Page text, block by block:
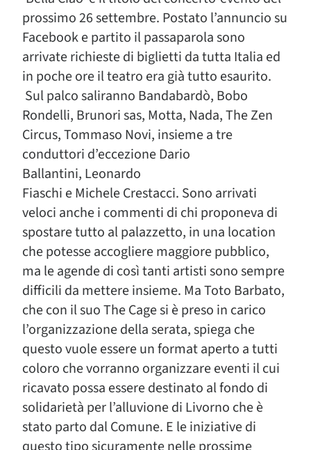
prossimo 26 settembre. Postato l’annuncio su
Facebook e partito il passaparola sono
arrivate richieste di biglietti da tutta Italia ed
in poche ore il teatro era già tutto esaurito.
Sul palco saliranno Bandabardò, Bobo
Rondelli, Brunori sas, Motta, Nada, The Zen
Circus, Tommaso Novi, insieme a tre
conduttori d’eccezione Dario
Ballantini, Leonardo
Fiaschi e Michele Crestacci. Sono arrivati
veloci anche i commenti di chi proponeva di
spostare tutto al palazzetto, in una location
che potesse accogliere maggiore pubblico,
ma le agende di così tanti artisti sono sempre
difficili da mettere insieme. Ma Toto Barbato,
che con il suo The Cage si è preso in carico
l’organizzazione della serata, spiega che
questo vuole essere un format aperto a tutti
coloro che vorranno organizzare eventi il cui
ricavato possa essere destinato al fondo di
solidarietà per l’alluvione di Livorno che è
stato parto dal Comune. E le iniziative di